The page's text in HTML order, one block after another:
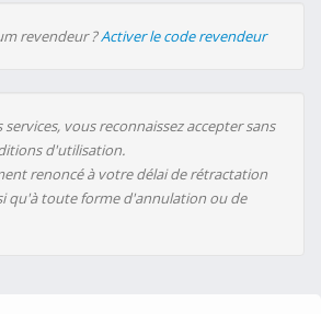
revendeur ?Activer le code revendeur
vous reconnaissez accepter sans
d'utilisation.
renoncé à votre délai de rétractation
qu'à toute forme d'annulation ou de